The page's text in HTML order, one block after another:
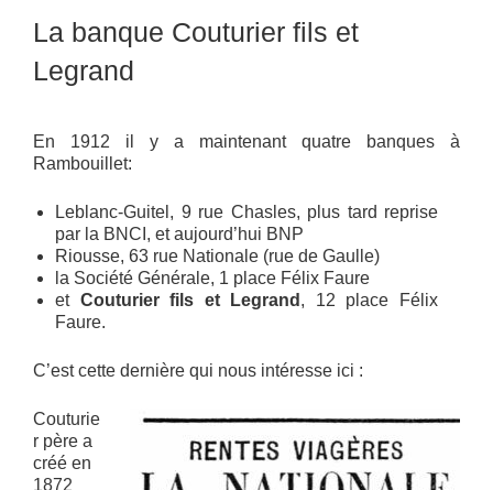
La banque Couturier fils et
Legrand
En 1912 il y a maintenant quatre banques à
Rambouillet:
Leblanc-Guitel, 9 rue Chasles, plus tard reprise
par la BNCI, et aujourd’hui BNP
Riousse, 63 rue Nationale (rue de Gaulle)
la Société Générale, 1 place Félix Faure
et Couturier fils et Legrand , 12 place Félix
Faure.
C’est cette dernière qui nous intéresse ici :
Couturie
r père a
créé en
1872